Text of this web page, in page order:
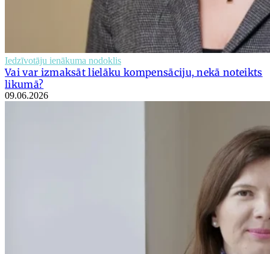
Iedzīvotāju ienākuma nodoklis
Vai var izmaksāt lielāku kompensāciju, nekā noteikts
likumā?
09.06.2026